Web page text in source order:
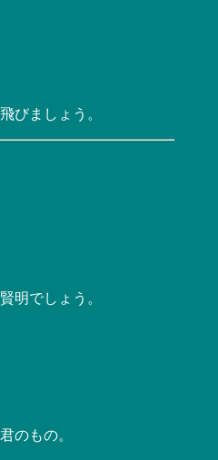
びましょう。
明でしょう。
のもの。